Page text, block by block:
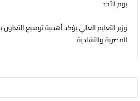
يوم الأحد
وزير التعليم العالي يؤكد أهمية توسيع التعاون
المصرية والتشادية